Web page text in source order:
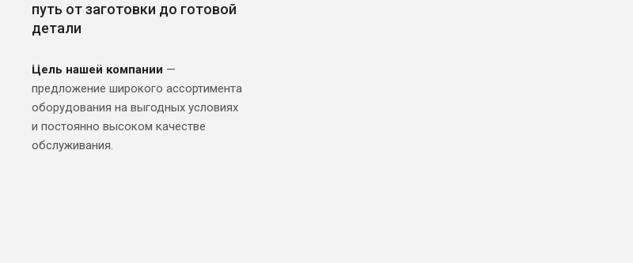
путь от заготовки до готовой
детали
Цель нашей компании —
предложение широкого ассортимента
оборудования на выгодных условиях
и постоянно высоком качестве
обслуживания.